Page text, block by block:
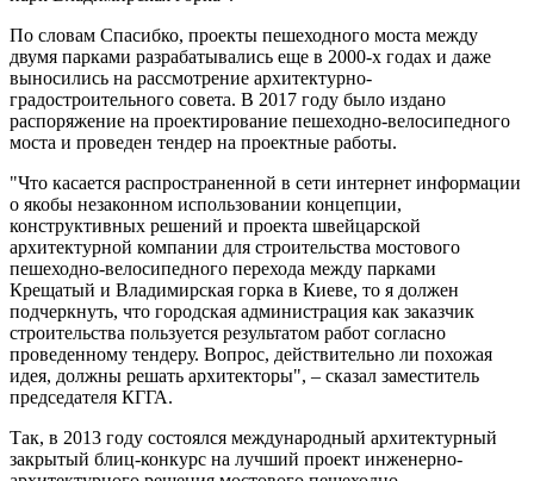
По словам Спасибко, проекты пешеходного моста между
двумя парками разрабатывались еще в 2000-х годах и даже
выносились на рассмотрение архитектурно-
градостроительного совета. В 2017 году было издано
распоряжение на проектирование пешеходно-велосипедного
моста и проведен тендер на проектные работы.
"Что касается распространенной в сети интернет информации
о якобы незаконном использовании концепции,
конструктивных решений и проекта швейцарской
архитектурной компании для строительства мостового
пешеходно-велосипедного перехода между парками
Крещатый и Владимирская горка в Киеве, то я должен
подчеркнуть, что городская администрация как заказчик
строительства пользуется результатом работ согласно
проведенному тендеру. Вопрос, действительно ли похожая
идея, должны решать архитекторы", – сказал заместитель
председателя КГГА.
Так, в 2013 году состоялся международный архитектурный
закрытый блиц-конкурс на лучший проект инженерно-